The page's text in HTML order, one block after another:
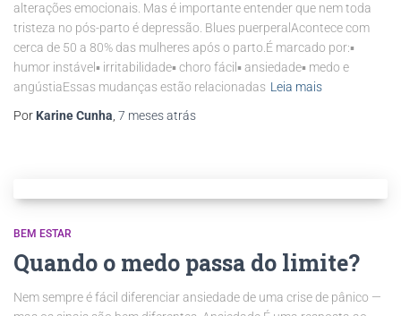
alterações emocionais. Mas é importante entender que nem toda
tristeza no pós-parto é depressão. Blues puerperalAcontece com
cerca de 50 a 80% das mulheres após o parto.É marcado por:▪️
humor instável▪️ irritabilidade▪️ choro fácil▪️ ansiedade▪️ medo e
angústiaEssas mudanças estão relacionadas Leia mais
Por Karine Cunha, 7 mesesatrás
BEM ESTAR
Quando o medo passa do limite?
Nem sempre é fácil diferenciar ansiedade de uma crise de pânico —